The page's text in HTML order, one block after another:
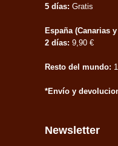
5 días: Gratis
España (Canarias
2 días: 9,90 €
Resto del mundo:
*Envío y
Newsletter